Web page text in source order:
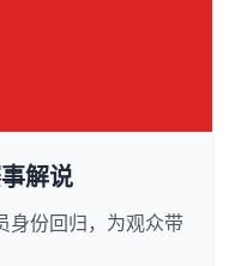
解说
身份回归，为观众带